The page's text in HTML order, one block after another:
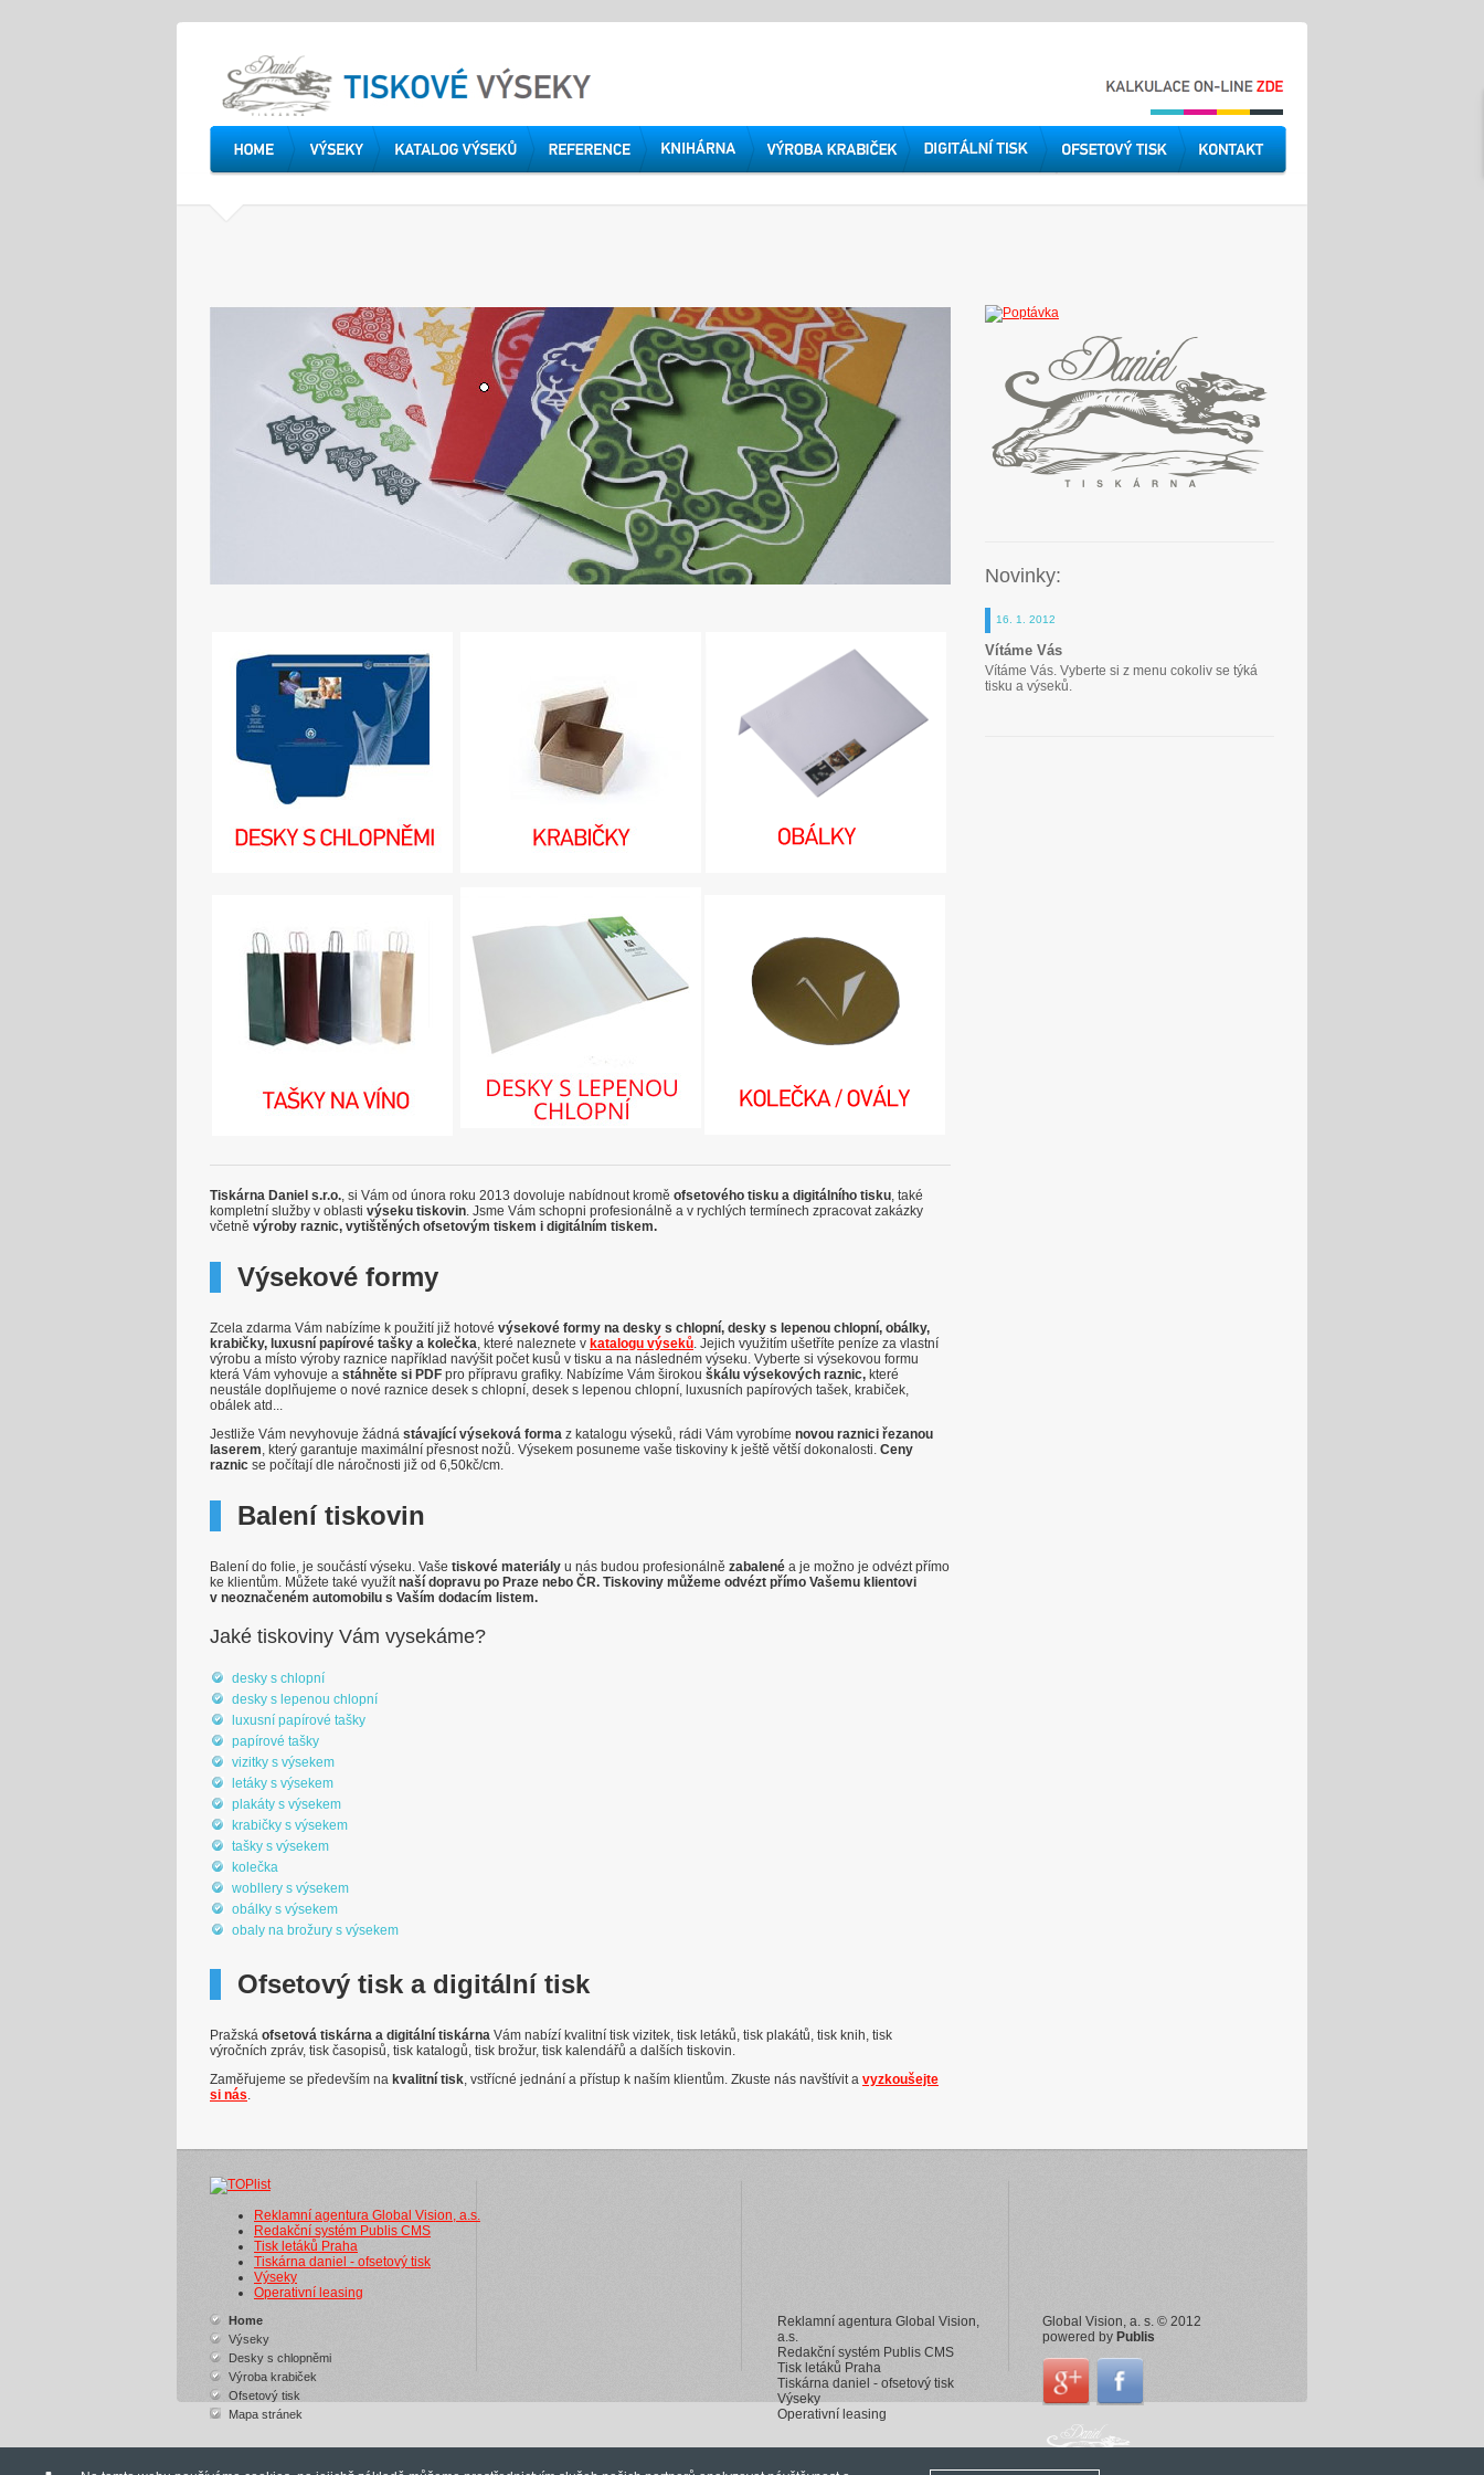
Tiskárna Daniel s.r.o., si Vám od února roku 2013 dovoluje nabídnout kromě ofsetového tisku a digitálního tisku, také
kompletní služby v oblasti výseku tiskovin. Jsme Vám schopni profesionálně a v rychlých termínech zpracovat zakázky
včetně výroby raznic, vytištěných ofsetovým tiskem i digitálním tiskem.
Výsekové formy
Zcela zdarma Vám nabízíme k použití již hotové výsekové formy na desky s chlopní, desky s lepenou chlopní, obálky,
krabičky, luxusní papírové tašky a kolečka, které naleznete v katalogu výseků. Jejich využitím ušetříte peníze za vlastní
výrobu a místo výroby raznice například navýšit počet kusů v tisku a na následném výseku. Vyberte si výsekovou formu
která Vám vyhovuje a stáhněte si PDF pro přípravu grafiky. Nabízíme Vám širokou škálu výsekových raznic, které
neustále doplňujeme o nové raznice desek s chlopní, desek s lepenou chlopní, luxusních papírových tašek, krabiček,
obálek atd...
Jestliže Vám nevyhovuje žádná stávající výseková forma z katalogu výseků, rádi Vám vyrobíme novou raznici řezanou
laserem, který garantuje maximální přesnost nožů. Výsekem posuneme vaše tiskoviny k ještě větší dokonalosti. Ceny
raznic se počítají dle náročnosti již od 6,50kč/cm.
Balení tiskovin
Balení do folie, je součástí výseku. Vaše tiskové materiály u nás budou profesionálně zabalené a je možno je odvézt přímo
ke klientům. Můžete také využítnaší dopravu po Praze nebo ČR. Tiskoviny můžeme odvézt přímo Vašemu klientovi
v neoznačeném automobilu s Vaším dodacím listem.
Jaké tiskoviny Vám vysekáme?
desky s chlopní
desky s lepenou chlopní
luxusní papírové tašky
papírové tašky
vizitky s výsekem
letáky s výsekem
plakáty s výsekem
krabičky s výsekem
tašky s výsekem
kolečka
wobllery s výsekem
obálky s výsekem
obaly na brožury s výsekem
Ofsetový tisk a digitální tisk
Pražská ofsetová tiskárna a digitální tiskárna Vám nabízí kvalitní tisk vizitek, tisk letáků, tisk plakátů, tisk knih, tisk
výročních zpráv, tisk časopisů, tisk katalogů, tisk brožur, tisk kalendářů a dalších tiskovin.
Zaměřujeme se především na kvalitní tisk, vstřícné jednání a přístup k naším klientům. Zkuste nás navštívit a vyzkoušejte
si nás.
Novinky:
16. 1. 2012
Vítáme Vás
Vítáme Vás. Vyberte si z menu cokoliv se týká
tisku a výseků.
Reklamní agentura Global Vision, a.s.
Redakční systém Publis CMS
Tisk letáků Praha
Tiskárna daniel - ofsetový tisk
Výseky
Operativní leasing
Home
Výseky
Desky s chlopněmi
Výroba krabiček
Ofsetový tisk
Mapa stránek
Global Vision, a. s. © 2012
powered by Publis
Reklamní agentura Global Vision,
a.s.
Redakční systém Publis CMS
Tisk letáků Praha
Tiskárna daniel - ofsetový tisk
Výseky
Operativní leasing